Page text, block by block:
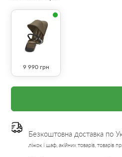
9 990 грн
Безкоштовна доставка по
ліжок і шаф, акійних товарів, товарів